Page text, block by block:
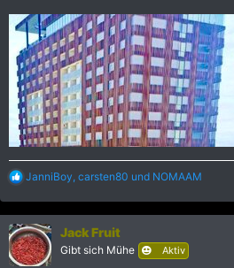
R
a
k
t
i
o
JanniBoy carsten80 und NOMAAM
Jack Fruit
Gibt sich Mühe Aktiv